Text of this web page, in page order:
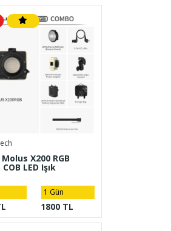
X200 RGB
LED Işık
1 Gün
1800 TL